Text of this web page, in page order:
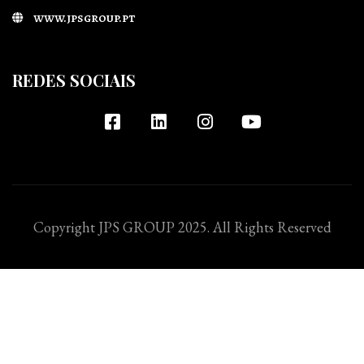
www.jpsgroup.pt
REDES SOCIAIS
Copyright JPS GROUP 2025. All Rights Reserved